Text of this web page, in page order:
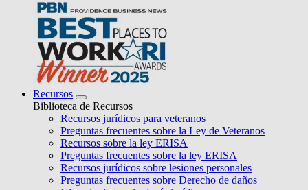
Recursos
Biblioteca de Recursos
Recursos jurídicos para veteranos
Preguntas frecuentes sobre la Ley de Veteranos
Recursos sobre la ley ERISA
Preguntas frecuentes sobre la ley ERISA
Recursos jurídicos sobre lesiones personales
Preguntas frecuentes sobre Derecho de daños